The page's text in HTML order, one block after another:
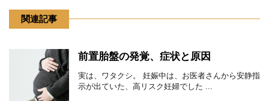
関連記事
前置胎盤の発覚、症状と原因
実は、ワタクシ。 妊娠中は、お医者さんから安静指
示が出ていた、高リスク妊婦でした ...